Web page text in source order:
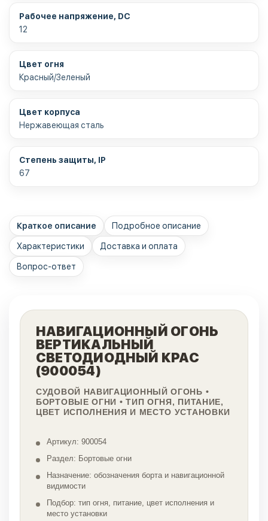
Рабочее напряжение, DC
12
Цвет огня
Красный/Зеленый
Цвет корпуса
Нержавеющая сталь
Степень защиты, IP
67
Краткое описание Подробное описание
Характеристики Доставка и оплата
Вопрос-ответ
НАВИГАЦИОННЫЙ ОГОНЬ
ВЕРТИКАЛЬНЫЙ
СВЕТОДИОДНЫЙ КРАС
(900054)
СУДОВОЙ НАВИГАЦИОННЫЙ ОГОНЬ •
БОРТОВЫЕ ОГНИ • ТИП ОГНЯ, ПИТАНИЕ,
ЦВЕТ ИСПОЛНЕНИЯ И МЕСТО УСТАНОВКИ
Артикул: 900054
Раздел: Бортовые огни
Назначение: обозначения борта и навигационной
видимости
Подбор: тип огня, питание, цвет исполнения и
место установки